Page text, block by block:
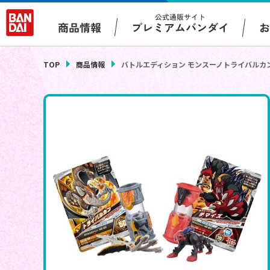
商品情報
公式通販サイト
プレミアムバンダイ
TOP 商品情報 バトルエディション モンスーノトライバル